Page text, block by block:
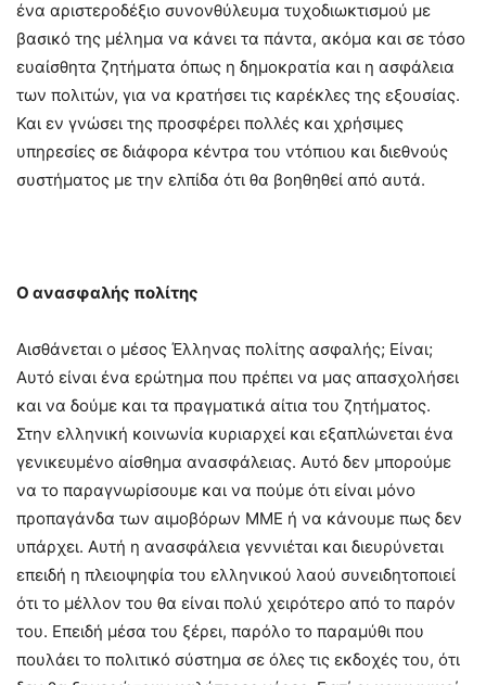
ένα αριστεροδέξιο συνονθύλευμα τυχοδιωκτισμού με
βασικό της μέλημα να κάνει τα πάντα, ακόμα και σε τόσο
ευαίσθητα ζητήματα όπως η δημοκρατία και η ασφάλεια
των πολιτών, για να κρατήσει τις καρέκλες της εξουσίας.
Και εν γνώσει της προσφέρει πολλές και χρήσιμες
υπηρεσίες σε διάφορα κέντρα του ντόπιου και διεθνούς
συστήματος με την ελπίδα ότι θα βοηθηθεί από αυτά.
Ο ανασφαλής πολίτης
Αισθάνεται ο μέσος Έλληνας πολίτης ασφαλής; Είναι;
Αυτό είναι ένα ερώτημα που πρέπει να μας απασχολήσει
και να δούμε και τα πραγματικά αίτια του ζητήματος.
Στην ελληνική κοινωνία κυριαρχεί και εξαπλώνεται ένα
γενικευμένο αίσθημα ανασφάλειας. Αυτό δεν μπορούμε
να το παραγνωρίσουμε και να πούμε ότι είναι μόνο
προπαγάνδα των αιμοβόρων ΜΜΕ ή να κάνουμε πως δεν
υπάρχει. Αυτή η ανασφάλεια γεννιέται και διευρύνεται
επειδή η πλειοψηφία του ελληνικού λαού συνειδητοποιεί
ότι το μέλλον του θα είναι πολύ χειρότερο από το παρόν
του. Επειδή μέσα του ξέρει, παρόλο το παραμύθι που
πουλάει το πολιτικό σύστημα σε όλες τις εκδοχές του, ότι